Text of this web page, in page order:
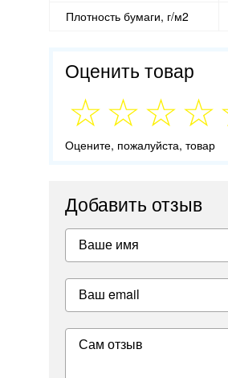
Плотность бумаги, г/м2
Оценить товар
Оцените, пожалуйста, товар
Добавить отзыв
Ваше имя
Ваш email
Сам отзыв